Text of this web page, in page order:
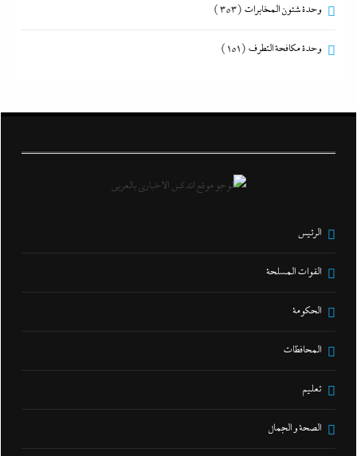
وحدة شئون المخابرات (353)
وحدة مكافحة التطرف (151)
الرئيس
القوات المسلحة
الحكومة
المحافظات
تعليم
الصحة و الجمال